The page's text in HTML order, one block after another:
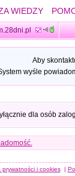
WIEDZY
Aby
wyśle
dla osób
prywatności i cookies |